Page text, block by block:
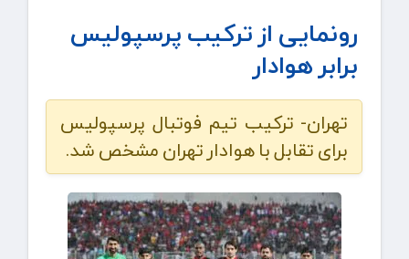
رونمایی از ترکیب پرسپولیس
برابر هوادار
تهران- ترکیب تیم فوتبال پرسپولیس
برای تقابل با هوادار تهران مشخص شد.